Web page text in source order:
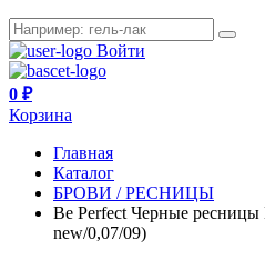
Войти
0 ₽
Корзина
Главная
Каталог
БРОВИ / РЕСНИЦЫ
Be Perfect Черные
new/0,07/09)